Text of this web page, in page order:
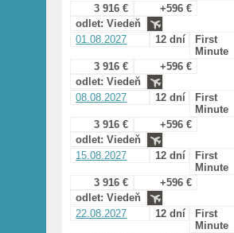
3 916 €
+596 €
odlet: Viedeň
01.08.2027
12 dní
First
Minute
3 916 €
+596 €
odlet: Viedeň
08.08.2027
12 dní
First
Minute
3 916 €
+596 €
odlet: Viedeň
15.08.2027
12 dní
First
Minute
3 916 €
+596 €
odlet: Viedeň
22.08.2027
12 dní
First
Minute